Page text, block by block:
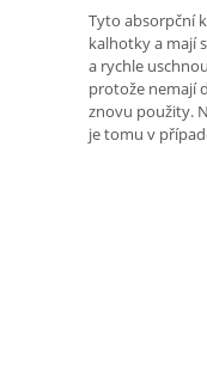
Tyto absorpční
kalhotky a mají
a rychle
protože nemají
znovu použity.
je tomu v